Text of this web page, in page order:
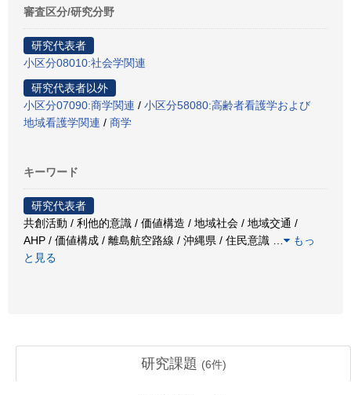
審査区分/研究分野
研究代表者
小区分08010:社会学関連
研究代表者以外
小区分07090:商学関連 / 小区分58080:高齢者看護学および
地域看護学関連 / 商学
キーワード
研究代表者
共創活動 / 利他的意識 / 価値構造 / 地域社会 / 地域交通 /
AHP / 価値構成 / 離島航空路線 / 沖縄県 / 住民意識
もっ
と見る
研究課題 (6件)